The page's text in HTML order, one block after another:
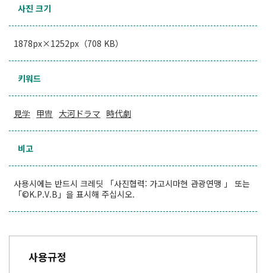
사진 크기
1878px×1252px（708 KB）
키워드
見学 甲冑 大河ドラマ 時代劇
비고
사용시에는 반드시 크레딧 「사진협력: 가고시마현 관광연맹 」 또는
「©K.P.V.B」을 표시해 주십시오.
사용규정